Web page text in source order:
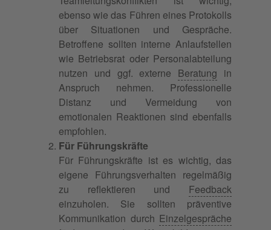
ebenso wie das Führen eines Protokolls
über Situationen und Gespräche.
Betroffene sollten interne Anlaufstellen
wie Betriebsrat oder Personalabteilung
nutzen und ggf. externe Beratung in
Anspruch nehmen. Professionelle
Distanz und Vermeidung von
emotionalen Reaktionen sind ebenfalls
empfohlen.
Für Führungskräfte
Für Führungskräfte ist es wichtig, das
eigene Führungsverhalten regelmäßig
zu reflektieren und Feedback
einzuholen. Sie sollten präventive
Kommunikation durch Einzelgespräche